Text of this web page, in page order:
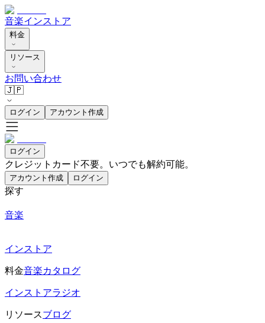
音楽インストア
料金
リソース
お問い合わせ
🇯🇵
ログイン アカウント作成
ログイン
クレジットカード不要。いつでも解約可能。
アカウント作成 ログイン
探す
音楽
インストア
料金音楽カタログ
インストアラジオ
リソースブログ